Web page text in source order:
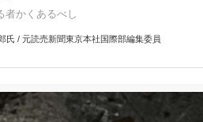
者かくあるべし
氏 / 元読売新聞東京本社国際部編集委員